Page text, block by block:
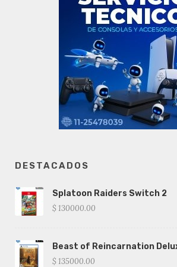
DESTACADOS
Splatoon Raiders Switch 2
$ 130000.00
Beast of Reincarnation
$ 135000.00